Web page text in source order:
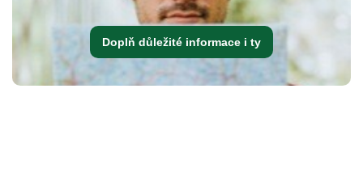
Doplň důležité informace i ty